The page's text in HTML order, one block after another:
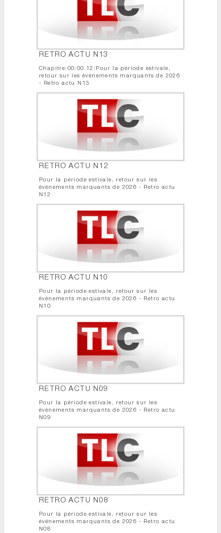
RETRO ACTU N13
Chapitre:00:00.12:Pour la période estivale,
retour sur les événements marquants de 2026
- Retro actu N13
RETRO ACTU N12
Pour la période estivale, retour sur les
événements marquants de 2026 - Retro actu
N12
RETRO ACTU N10
Pour la période estivale, retour sur les
événements marquants de 2026 - Retro actu
N10
RETRO ACTU N09
Pour la période estivale, retour sur les
événements marquants de 2026 - Retro actu
N09
RETRO ACTU N08
Pour la période estivale, retour sur les
événements marquants de 2026 - Retro actu
N08